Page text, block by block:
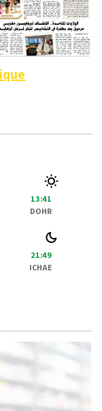
13:41
DOHR
21:49
ICHAE